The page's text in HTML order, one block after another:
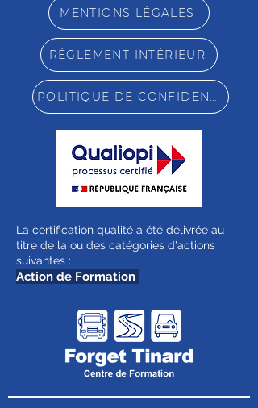
MENTIONS LÉGALES
RÉGLEMENT INTÉRIEUR
POLITIQUE DE CONFIDENTIALITÉ
La certification qualité a été délivrée au
titre de la ou des catégories d'actions
suivantes :
Action de Formation